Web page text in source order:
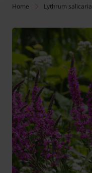
Home Lythrum salicaria